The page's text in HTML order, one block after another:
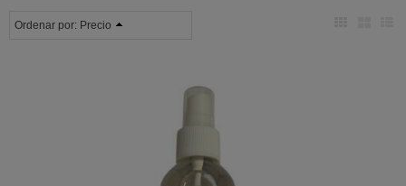
Ordenar por: Precio